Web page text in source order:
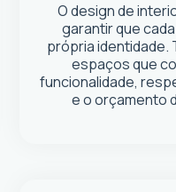
O design de
garantir que
própria identidade.
espaços que
funcionalidade,
e o orçamento